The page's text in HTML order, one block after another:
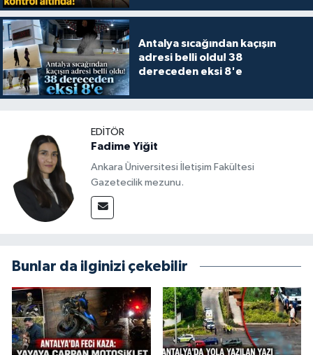
Antalya sıcağından kaçışın
adresi belli oldu! 38
dereceden eksi 8'e
EDITÖR
Fadime Yiğit
Ankara Üniversitesi İletişim Fakültesi
Gazetecilik mezunu.
Bunlar da ilginizi çekebilir